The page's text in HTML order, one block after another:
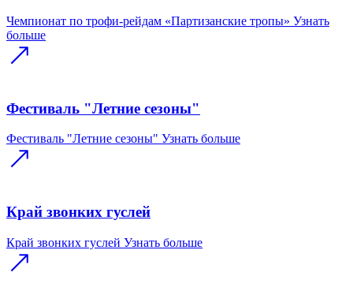
Чемпионат по трофи-рейдам «Партизанские тропы» Узнать
больше
Фестиваль "Летние сезоны"
Фестиваль "Летние сезоны" Узнать больше
Край звонких гуслей
Край звонких гуслей Узнать больше